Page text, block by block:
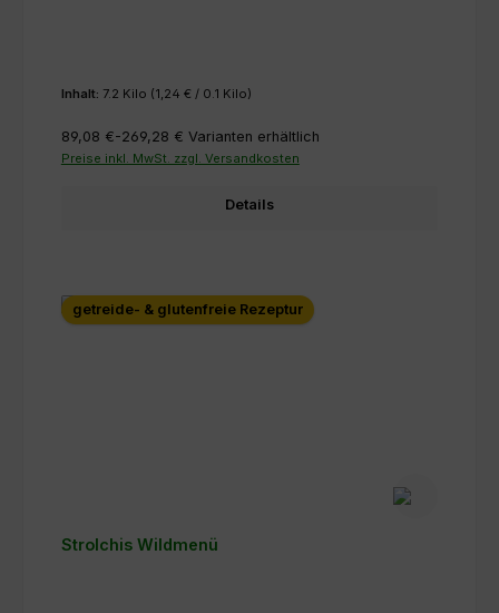
Inhalt: 7.2 Kilo (1,24 € / 0.1 Kilo)
89,08 €-269,28 € Varianten erhältlich
Preise inkl. MwSt. zzgl. Versandkosten
Details
getreide- & glutenfreie Rezeptur
Strolchis Wildmenü